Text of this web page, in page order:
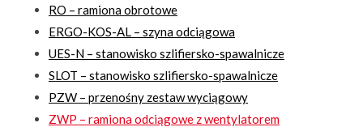
RO – ramiona obrotowe
ERGO-KOS-AL – szyna odciągowa
UES-N – stanowisko szlifiersko-spawalnicze
SLOT – stanowisko szlifiersko-spawalnicze
PZW – przenośny zestaw wyciągowy
ZWP – ramiona odciągowe z wentylatorem